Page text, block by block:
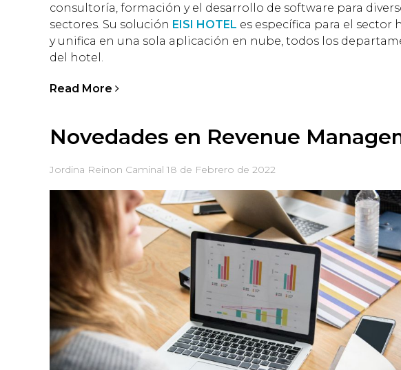
consultoría, formación y el desarrollo de software para
sectores. Su solución EISI HOTEL es específica para el sector
y unifica en una sola aplicación en nube, todos los
del hotel.
Read More
Novedades en Revenue
Jordina Reinon Caminal 18 de Febrero de 2022